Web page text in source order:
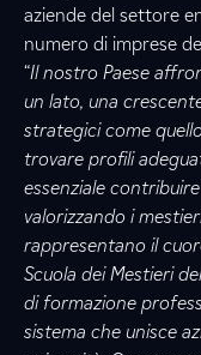
aziende del settore
numero di imprese
“Il nostro Paese
un lato, una
strategici come
trovare profili
essenziale
valorizzando i
rappresentano il
Scuola dei Mestieri
di formazione
sistema che unisce